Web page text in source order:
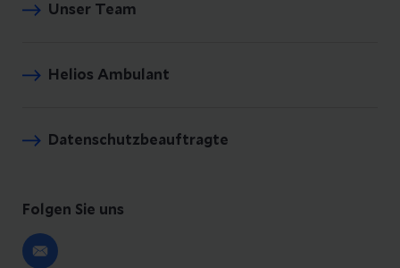
Unser Team
Helios Ambulant
Datenschutzbeauftragte
Folgen Sie uns